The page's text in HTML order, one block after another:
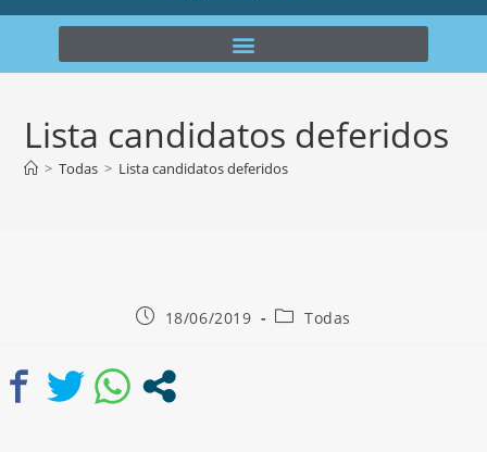
Lista candidatos deferidos
> Todas > Lista candidatos deferidos
18/06/2019 Todas